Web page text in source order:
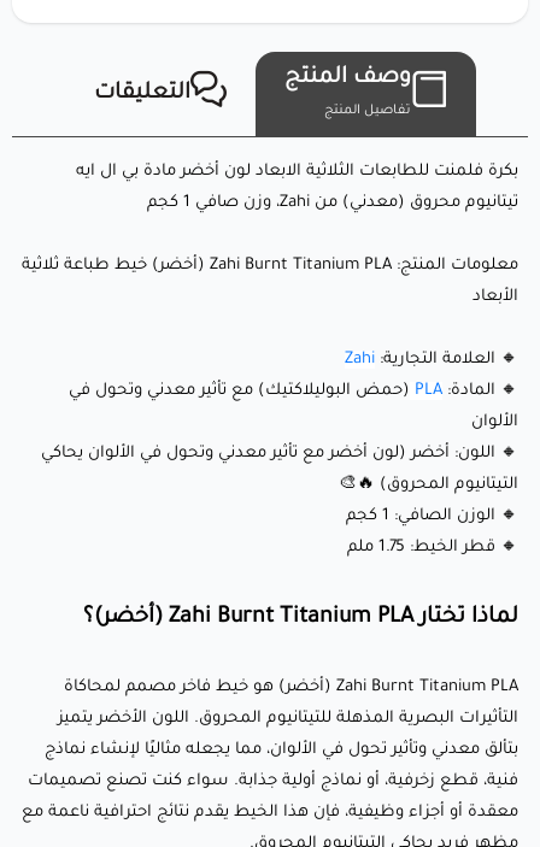
فنية، قطع زخرفية، أو نماذج أولية جذابة. سواء كنت تصنع
تصميمات معقدة أو أجزاء وظيفية، فإن هذا الخيط يقدم نتائج
🔹 تأثير معدني وتحول في الألوان: مزيج ديناميكي من درجات اللون
الأخضر يتغير تحت ظروف إضاءة مختلفة، مما يحاكي مظهر
التيتانيوم المحروق. 🔥🎨
🔹 مادة صديقة للبيئة: مصنوعة من موارد متجددة مثل نشا الذرة،
الحيوية والتشطيب المعدني.
ذلك التشوه القليل وعدم الحاجة إلى سرير طباعة مُسخّن.
قليلة، مما يبرز تأثير المعدن وتحول الألوان بشكل جميل.
إعدادات الطباعة الموصى بها:
وصف المنتج
تفاصيل المنتج
التعليقات
بكرة فلمنت للطابعات الثلاثية الابعاد لون أخضر مادة بي ال ايه
تيتانيوم محروق (معدني) من Zahi، وزن صافي 1 كجم
معلومات المنتج: Zahi Burnt Titanium PLA (أخضر) خيط طباعة ثلاثية
الأبعاد
🔸 العلامة التجارية: Zahi
🔸 المادة: PLA (حمض البوليلاكتيك) مع تأثير معدني وتحول في
الألوان
🔸 اللون: أخضر (لون أخضر مع تأثير معدني وتحول في الألوان يحاكي
التيتانيوم المحروق) 🔥🎨
🔸 الوزن الصافي: 1 كجم
🔸 قطر الخيط: 1.75 ملم
لماذا تختار Zahi Burnt Titanium PLA (أخضر)؟
Zahi Burnt Titanium PLA (أخضر) هو خيط فاخر مصمم لمحاكاة
التأثيرات البصرية المذهلة للتيتانيوم المحروق. اللون الأخضر يتميز
بتألق معدني وتأثير تحول في الألوان، مما يجعله مثاليًا لإنشاء نماذج
فنية، قطع زخرفية، أو نماذج أولية جذابة. سواء كنت تصنع تصميمات
معقدة أو أجزاء وظيفية، فإن هذا الخيط يقدم نتائج احترافية ناعمة مع